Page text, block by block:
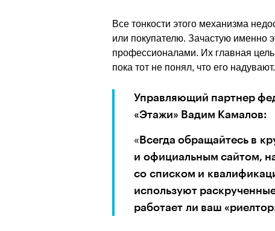
Все тонкости этого механизма
﻿или покупателю. Зачастую именно
профессионалами. Их главная цель
пока тот не понял, что его надувают.
Управляющий партнер
«Этажи» Вадим Камалов:
« Всегда обращайтесь в
и официальным сайтом,
со списком и
используют
работает ли ваш